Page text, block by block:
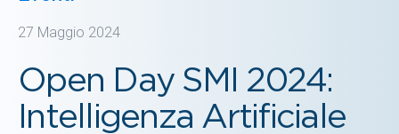
27 Maggio 2024
Open Day SMI 2024:
Intelligenza Artificiale